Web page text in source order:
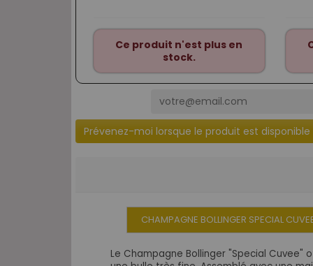
Ce produit n'est plus en
stock.
Prévenez-moi lorsque le produit est disponible
CHAMPAGNE BOLLINGER SPECIAL
Le Champagne Bollinger "Special